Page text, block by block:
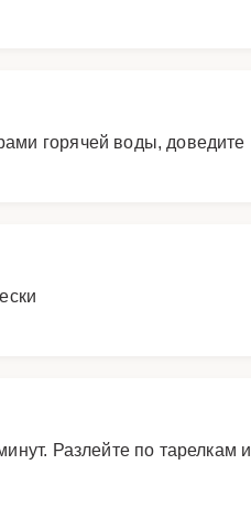
горячей воды, доведите
Разлейте по тарелкам и